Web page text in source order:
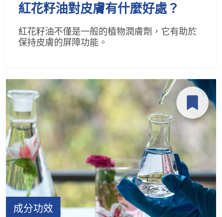
紅花籽油對皮膚有什麼好處？
紅花籽油不僅是一般的植物潤膚劑，它有助於
保持皮膚的屏障功能。
成分功效